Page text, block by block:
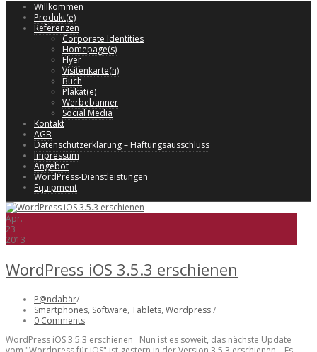
Willkommen
Produkt(e)
Referenzen
Corporate Identities
Homepage(s)
Flyer
Visitenkarte(n)
Buch
Plakat(e)
Werbebanner
Social Media
Kontakt
AGB
Datenschutzerklärung – Haftungsausschluss
Impressum
Angebot
WordPress-Dienstleistungen
Equipment
Apr.
23
2013
WordPress iOS 3.5.3 erschienen
P@ndabär/
Smartphones, Software, Tablets, Wordpress/
0 Comments
WordPress iOS 3.5.3 erschienen Nun ist es soweit, das nächste Update